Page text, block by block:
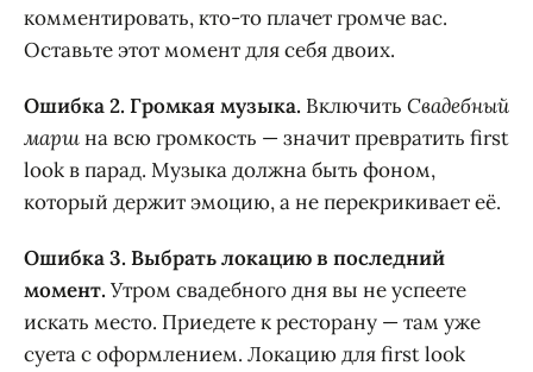
комментировать, кто-то плачет громче вас.
Оставьте этот момент для себя двоих.
Ошибка 2. Громкая музыка. Включить Свадебный
маршна всю громкость — значит превратить first
look в парад. Музыка должна быть фоном,
который держит эмоцию, а не перекрикивает её.
Ошибка 3. Выбрать локацию в последний
момент. Утром свадебного дня вы не успеете
искать место. Приедете к ресторану — там уже
суета с оформлением. Локацию для first look